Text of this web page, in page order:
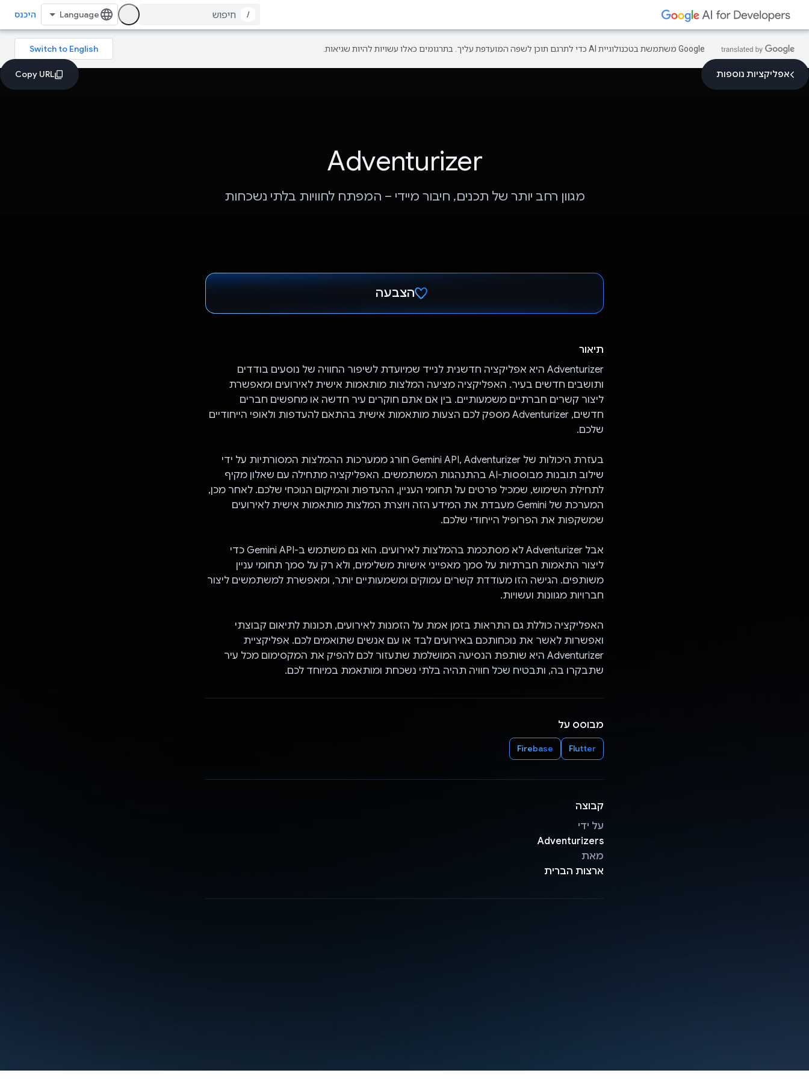
/ היכנס
‫Google משתמשת בטכנולוגיית AI כדי לתרגם תוכן לשפה המועדפת עליך. בתרגומים כאלו עשויות להיות שגיאות.
אפליקציות נוספות
Adventurizer
מגוון רחב יותר של תכנים, חיבור מיידי – המפתח לחוויות בלתי נשכחות
הצבעה
תיאור
Adventurizer היא אפליקציה חדשנית לנייד שמיועדת לשיפור החוויה של נוסעים בודדים
ותושבים חדשים בעיר. האפליקציה מציעה המלצות מותאמות אישית לאירועים ומאפשרת
ליצור קשרים חברתיים משמעותיים. בין אם אתם חוקרים עיר חדשה או מחפשים חברים
חדשים, Adventurizer מספק לכם הצעות מותאמות אישית בהתאם להעדפות ולאופי הייחודיים
שלכם.
בעזרת היכולות של Gemini API, Adventurizer חורג ממערכות ההמלצות המסורתיות על ידי
שילוב תובנות מבוססות-AI בהתנהגות המשתמשים. האפליקציה מתחילה עם שאלון מקיף
לתחילת השימוש, שמכיל פרטים על תחומי העניין, ההעדפות והמיקום הנוכחי שלכם. לאחר מכן,
המערכת של Gemini מעבדת את המידע הזה ויוצרת המלצות מותאמות אישית לאירועים
שמשקפות את הפרופיל הייחודי שלכם.
אבל Adventurizer לא מסתכמת בהמלצות לאירועים. הוא גם משתמש ב-Gemini API כדי
ליצור התאמות חברתיות על סמך מאפייני אישיות משלימים, ולא רק על סמך תחומי עניין
משותפים. הגישה הזו מעודדת קשרים עמוקים ומשמעותיים יותר, ומאפשרת למשתמשים ליצור
חברויות מגוונות ועשויות.
האפליקציה כוללת גם התראות בזמן אמת על הזמנות לאירועים, תכונות לתיאום קבוצתי
ואפשרות לאשר את נוכחותכם באירועים לבד או עם אנשים שתואמים לכם. אפליקציית
Adventurizer היא שותפת הנסיעה המושלמת שתעזור לכם להפיק את המקסימום מכל עיר
שתבקרו בה, ותבטיח שכל חוויה תהיה בלתי נשכחת ומותאמת במיוחד לכם.
מבוסס על
Flutter
Firebase
קבוצה
על ידי
Adventurizers
מאת
ארצות הברית